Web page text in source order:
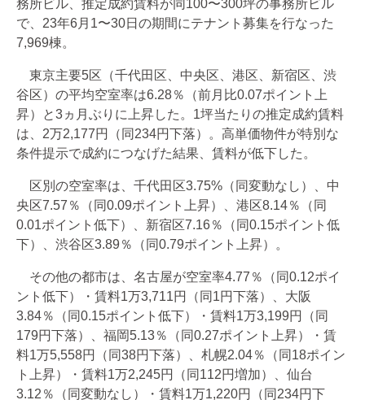
務所ビル、推定成約賃料が同100〜300坪の事務所ビル
で、23年6月1〜30日の期間にテナント募集を行なった
7,969棟。
東京主要5区（千代田区、中央区、港区、新宿区、渋
谷区）の平均空室率は6.28％（前月比0.07ポイント上
昇）と3ヵ月ぶりに上昇した。1坪当たりの推定成約賃料
は、2万2,177円（同234円下落）。高単価物件が特別な
条件提示で成約につなげた結果、賃料が低下した。
区別の空室率は、千代田区3.75%（同変動なし）、中
央区7.57％（同0.09ポイント上昇）、港区8.14％（同
0.01ポイント低下）、新宿区7.16％（同0.15ポイント低
下）、渋谷区3.89％（同0.79ポイント上昇）。
その他の都市は、名古屋が空室率4.77％（同0.12ポイ
ント低下）・賃料1万3,711円（同1円下落）、大阪
3.84％（同0.15ポイント低下）・賃料1万3,199円（同
179円下落）、福岡5.13％（同0.27ポイント上昇）・賃
料1万5,558円（同38円下落）、札幌2.04％（同18ポイン
ト上昇）・賃料1万2,245円（同112円増加）、仙台
3.12％（同変動なし）・賃料1万1,220円（同234円下